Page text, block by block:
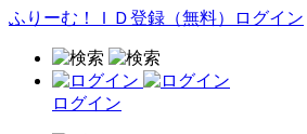
ふりーむ！ＩＤ登録（無料） ログイン
ログイン